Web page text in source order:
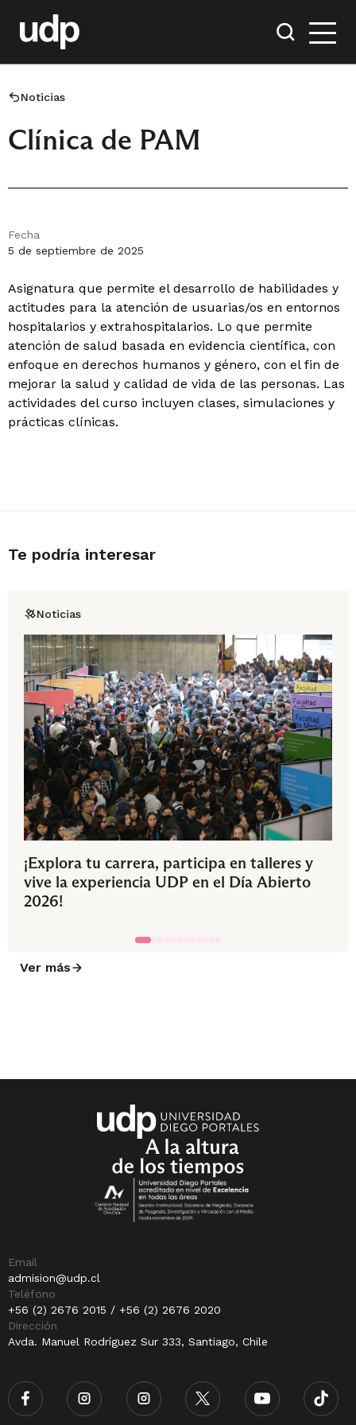
Noticias
Clínica de PAM
Fecha
5 de septiembre de 2025
Asignatura que permite el desarrollo de habilidades y
actitudes para la atención de usuarias/os en entornos
hospitalarios y extrahospitalarios. Lo que permite
atención de salud basada en evidencia científica, con
enfoque en derechos humanos y género, con el fin de
mejorar la salud y calidad de vida de las personas. Las
actividades del curso incluyen clases, simulaciones y
prácticas clínicas.
Te podría interesar
Noticias
¡Explora tu carrera, participa en talleres y
vive la experiencia UDP en el Día Abierto
2026!
Ver más
Email
admision@udp.cl
Teléfono
+56 (2) 2676 2015 / +56 (2) 2676 2020
Dirección
Avda. Manuel Rodríguez Sur 333, Santiago, Chile